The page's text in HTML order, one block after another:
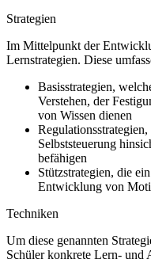
Strategien
Im Mittelpunkt der
Lernstrategien. Diese
Basisstrategien,
Verstehen, der
von Wissen dienen
Selbststeuerung
befähigen
Stützstrategien, die
Entwicklung von
Techniken
Um diese genannten
Schüler konkrete Lern- und